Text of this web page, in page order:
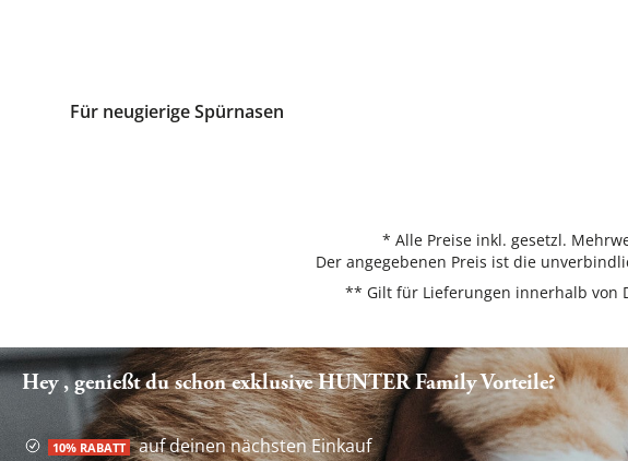
Für neugierige Spürnasen
* Alle Preise inkl. gesetzl.
Der angegebenen Preis ist die
** Gilt für Lieferungen innerhalb von
Hey , genießt du schon exklusive HUNTER Family Vorteile?
10% RABATT auf deinen nächsten Einkauf